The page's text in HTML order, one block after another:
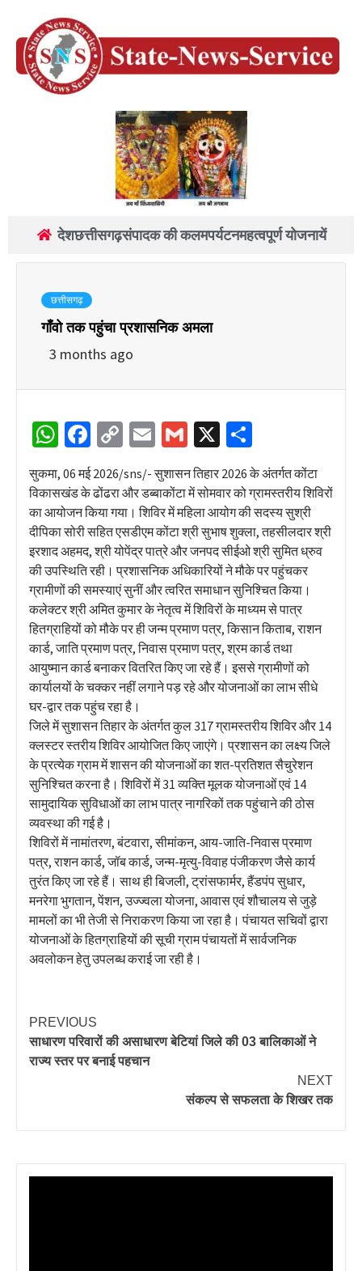
देशछत्तीसगढ़संपादक की कलमपर्यटनमहत्वपूर्ण योजनायें
छत्तीसगढ़
गाँवो तक पहुंचा प्रशासनिक अमला
3 months ago
WhatsApp
Facebook
CopyEmailGmail
X
सुकमा, 06 मई 2026/sns/- सुशासन तिहार 2026 के अंतर्गत कोंटा
विकासखंड के ढोंढरा और डब्बाकोंटा में सोमवार को ग्रामस्तरीय शिविरों
का आयोजन किया गया। शिविर में महिला आयोग की सदस्य सुश्री
दीपिका सोरी सहित एसडीएम कोंटा श्री सुभाष शुक्ला, तहसीलदार श्री
इरशाद अहमद, श्री योपेंद्र पात्रे और जनपद सीईओ श्री सुमित ध्रुव
की उपस्थिति रही। प्रशासनिक अधिकारियों ने मौके पर पहुंचकर
ग्रामीणों की समस्याएं सुनीं और त्वरित समाधान सुनिश्चित किया।
कलेक्टर श्री अमित कुमार के नेतृत्व में शिविरों के माध्यम से पात्र
हितग्राहियों को मौके पर ही जन्म प्रमाण पत्र, किसान किताब, राशन
कार्ड, जाति प्रमाण पत्र, निवास प्रमाण पत्र, श्रम कार्ड तथा
आयुष्मान कार्ड बनाकर वितरित किए जा रहे हैं। इससे ग्रामीणों को
कार्यालयों के चक्कर नहीं लगाने पड़ रहे और योजनाओं का लाभ सीधे
घर-द्वार तक पहुंच रहा है।
जिले में सुशासन तिहार के अंतर्गत कुल 317 ग्रामस्तरीय शिविर और 14
क्लस्टर स्तरीय शिविर आयोजित किए जाएंगे। प्रशासन का लक्ष्य जिले
के प्रत्येक ग्राम में शासन की योजनाओं का शत-प्रतिशत सैचुरेशन
सुनिश्चित करना है। शिविरों में 31 व्यक्ति मूलक योजनाओं एवं 14
सामुदायिक सुविधाओं का लाभ पात्र नागरिकों तक पहुंचाने की ठोस
व्यवस्था की गई है।
शिविरों में नामांतरण, बंटवारा, सीमांकन, आय-जाति-निवास प्रमाण
पत्र, राशन कार्ड, जॉब कार्ड, जन्म-मृत्यु-विवाह पंजीकरण जैसे कार्य
तुरंत किए जा रहे हैं। साथ ही बिजली, ट्रांसफार्मर, हैंडपंप सुधार,
मनरेगा भुगतान, पेंशन, उज्ज्वला योजना, आवास एवं शौचालय से जुड़े
मामलों का भी तेजी से निराकरण किया जा रहा है। पंचायत सचिवों द्वारा
योजनाओं के हितग्राहियों की सूची ग्राम पंचायतों में सार्वजनिक
अवलोकन हेतु उपलब्ध कराई जा रही है।
PREVIOUS
साधारण परिवारों की असाधारण बेटियां जिले की 03 बालिकाओं ने
राज्य स्तर पर बनाई पहचान
NEXT
संकल्प से सफलता के शिखर तक